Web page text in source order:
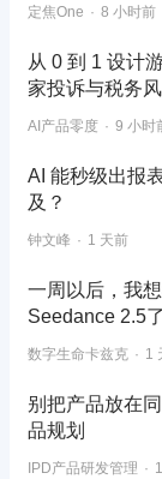
定焦One 8 小时前
从 0 到 1 设计
家投诉与税务
AI产品零度 9 小时
AI 能秒级出报
及？
钟文峰 1 天前
一周以后，我
Seedance 2.5了
数字生命卡兹克 1
别把产品放在
品规划
IPD产品研发管理